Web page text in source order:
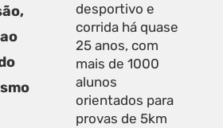
desportivo e
corrida há quase
25 anos, com
mais de 1000
alunos
orientados para
provas de 5km